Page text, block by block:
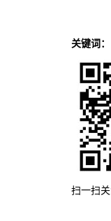
关键词：
扫一扫